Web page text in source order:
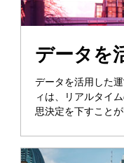
データを
データを活用した
ィは、リアルタイ
思決定を下すことが